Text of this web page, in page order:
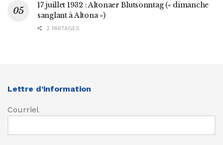
17 juillet 1932 : Altonaer Blutsonntag (« dimanche
sanglant à Altona »)
2 PARTAGES
Lettre d’information
Courriel